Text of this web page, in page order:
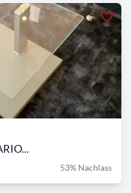
53% Nachlass